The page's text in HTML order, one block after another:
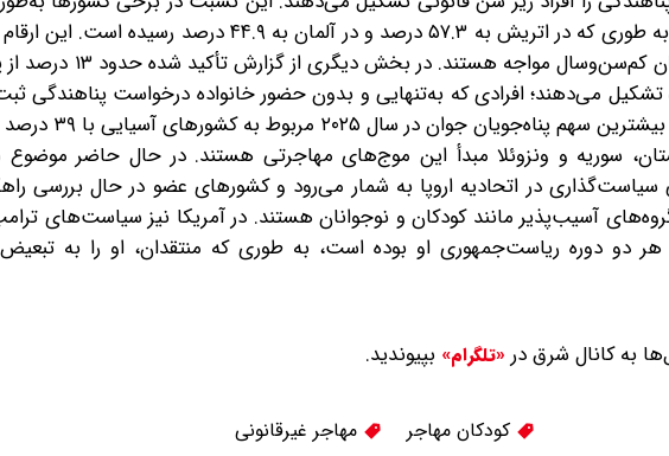
میانگین اتحادیه اروپا بوده است؛ به‌ طوری که در اتریش به ۵۷.۳ درصد و
تشکیل می‌دهند؛ افرادی که به‌تنهایی و بدون حضور خانواده درخواست پناهندگی
وضعیت آسیب‌پذیرتری قرار
سوریه و ونزوئلا مبدأ این موج‌های مهاجرتی هستند. در حال حاضر
در اتحادیه اروپا به شمار می‌رود و کشورهای عضو در حال بررسی
آسیب‌پذیر مانند کودکان و نوجوانان هستند. در آمریکا نیز سیاست‌های
هر دو دوره ریاست‌جمهوری او بوده است، به طوری که منتقدان، او را به
به کانال شرق در «تلگرام» بپیوندید.
کودکان مهاجر مهاجر غیرقانونی